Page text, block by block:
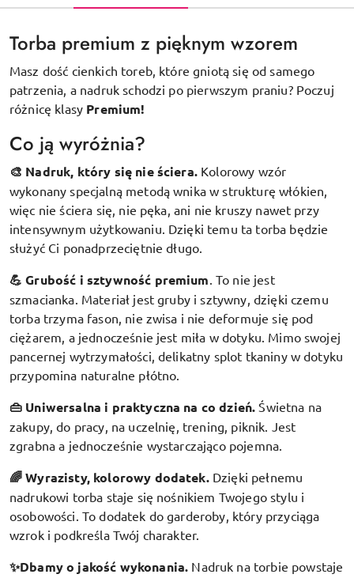
Torba premium z pięknym wzorem
Masz dość cienkich toreb, które gniotą się od samego
patrzenia, a nadruk schodzi po pierwszym praniu? Poczuj
różnicę klasy Premium!
Co ją wyróżnia?
🎨 Nadruk, który się nie ściera. Kolorowy wzór
wykonany specjalną metodą wnika w strukturę włókien,
więc nie ściera się, nie pęka, ani nie kruszy nawet przy
intensywnym użytkowaniu. Dzięki temu ta torba będzie
służyć Ci ponadprzeciętnie długo.
💪 Grubość i sztywność premium To nie jest
szmacianka. Materiał jest gruby i sztywny, dzięki czemu
torba trzyma fason, nie zwisa i nie deformuje się pod
ciężarem, a jednocześnie jest miła w dotyku. Mimo swojej
pancernej wytrzymałości, delikatny splot tkaniny w dotyku
przypomina naturalne płótno.
👜 Uniwersalna i praktyczna na co dzień. Świetna na
zakupy, do pracy, na uczelnię, trening, piknik. Jest
zgrabna a jednocześnie wystarczająco pojemna.
🌈 Wyrazisty, kolorowy dodatek. Dzięki pełnemu
nadrukowi torba staje się nośnikiem Twojego stylu i
osobowości. To dodatek do garderoby, który przyciąga
wzrok i podkreśla Twój charakter.
✨Dbamy o jakość wykonania. Nadruk na torbie powstaje